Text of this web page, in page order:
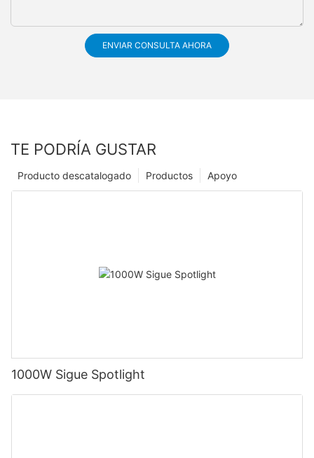
ENVIAR CONSULTA AHORA
TE PODRÍA GUSTAR
Apoyo
Productos
Producto descatalogado
1000W Sigue Spotlight